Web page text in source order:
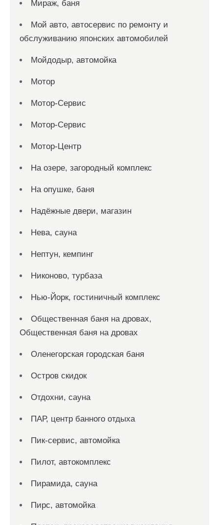
Мираж, баня
Мой авто, автосервис по ремонту и
обслуживанию японских автомобилей
Мойдодыр, автомойка
Мотор
Мотор-Сервис
Мотор-Сервис
Мотор-Центр
На озере, загородный комплекс
На опушке, баня
Надёжные двери, магазин
Нева, сауна
Нептун, кемпинг
Никоново, турбаза
Нью-Йорк, гостиничный комплекс
Общественная баня на дровах,
Общественная баня на дровах
Оленегорская городская баня
Остров скидок
Отдохни, сауна
ПАР, центр банного отдыха
Пик-сервис, автомойка
Пилот, автокомплекс
Пирамида, сауна
Пирс, автомойка